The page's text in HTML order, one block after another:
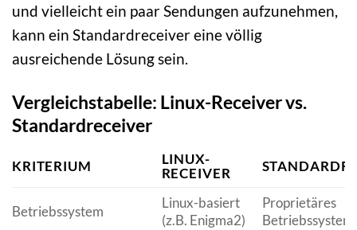
und vielleicht ein paar Sendungen aufzunehmen,
kann ein Standardreceiver eine völlig
ausreichende Lösung sein.
Vergleichstabelle: Linux-Receiver vs.
Standardreceiver
KRITERIUM
LINUX-
RECEIVER
Betriebssystem
Linux-basiert
(z.B. Enigma2)
Proprietäres
Betriebssystem